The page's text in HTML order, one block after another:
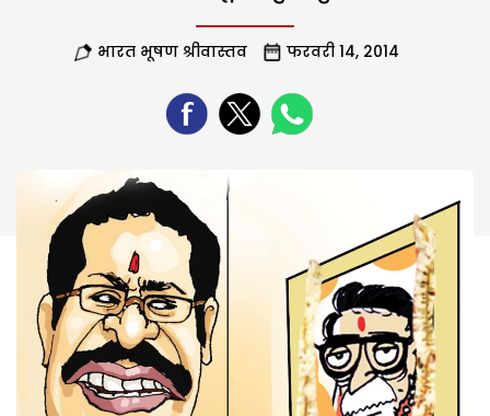
भारत भूषण श्रीवास्तव फरवरी 14, 2014